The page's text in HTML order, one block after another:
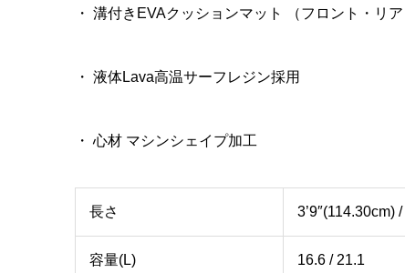
・ 溝付きEVAクッションマット （フロント・リア
・ 液体Lava高温サーフレジン採用
・ 心材 マシンシェイプ加工
長さ 3’9″(114.30cm)
容量(L) 16.6 / 21.1